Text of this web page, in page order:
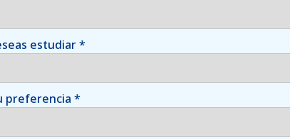
estudiar*
preferencia *